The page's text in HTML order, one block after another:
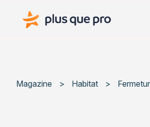
Plus que pro Mag'
Magazine > Habitat >